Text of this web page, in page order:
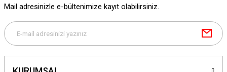
Mail adresinizle e-bültenimize kayıt olabilirsiniz.